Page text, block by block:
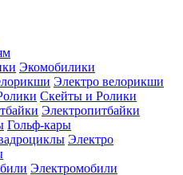
Экомобилики
Электро велорикши
Скейты и Ролики
Электропитбайки
Гольф-кары
Электро
Электромобили